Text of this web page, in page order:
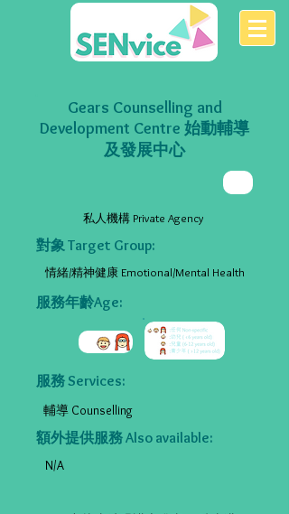
Gears Counselling and
Development Centre 始動輔導
及發展中心
私人機構 Private Agency
對象 Target Group:
情緒/精神健康 Emotional/Mental Health
服務年齡Age:
服務 Services:
輔導 Counselling
額外提供服務 Also available:
N/A